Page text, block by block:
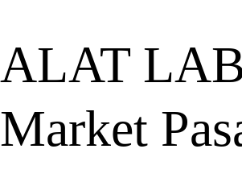
ALAT
Market